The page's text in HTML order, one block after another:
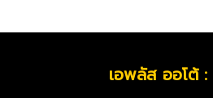
เอพลัส ออโต้ :